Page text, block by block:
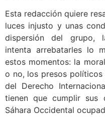
Esta redacción quiere
luces injusto y unas
dispersión del grupo,
intenta arrebatarles lo
estos momentos: la
o no, los presos políticos
del Derecho
tienen que cumplir sus
Sáhara Occidental